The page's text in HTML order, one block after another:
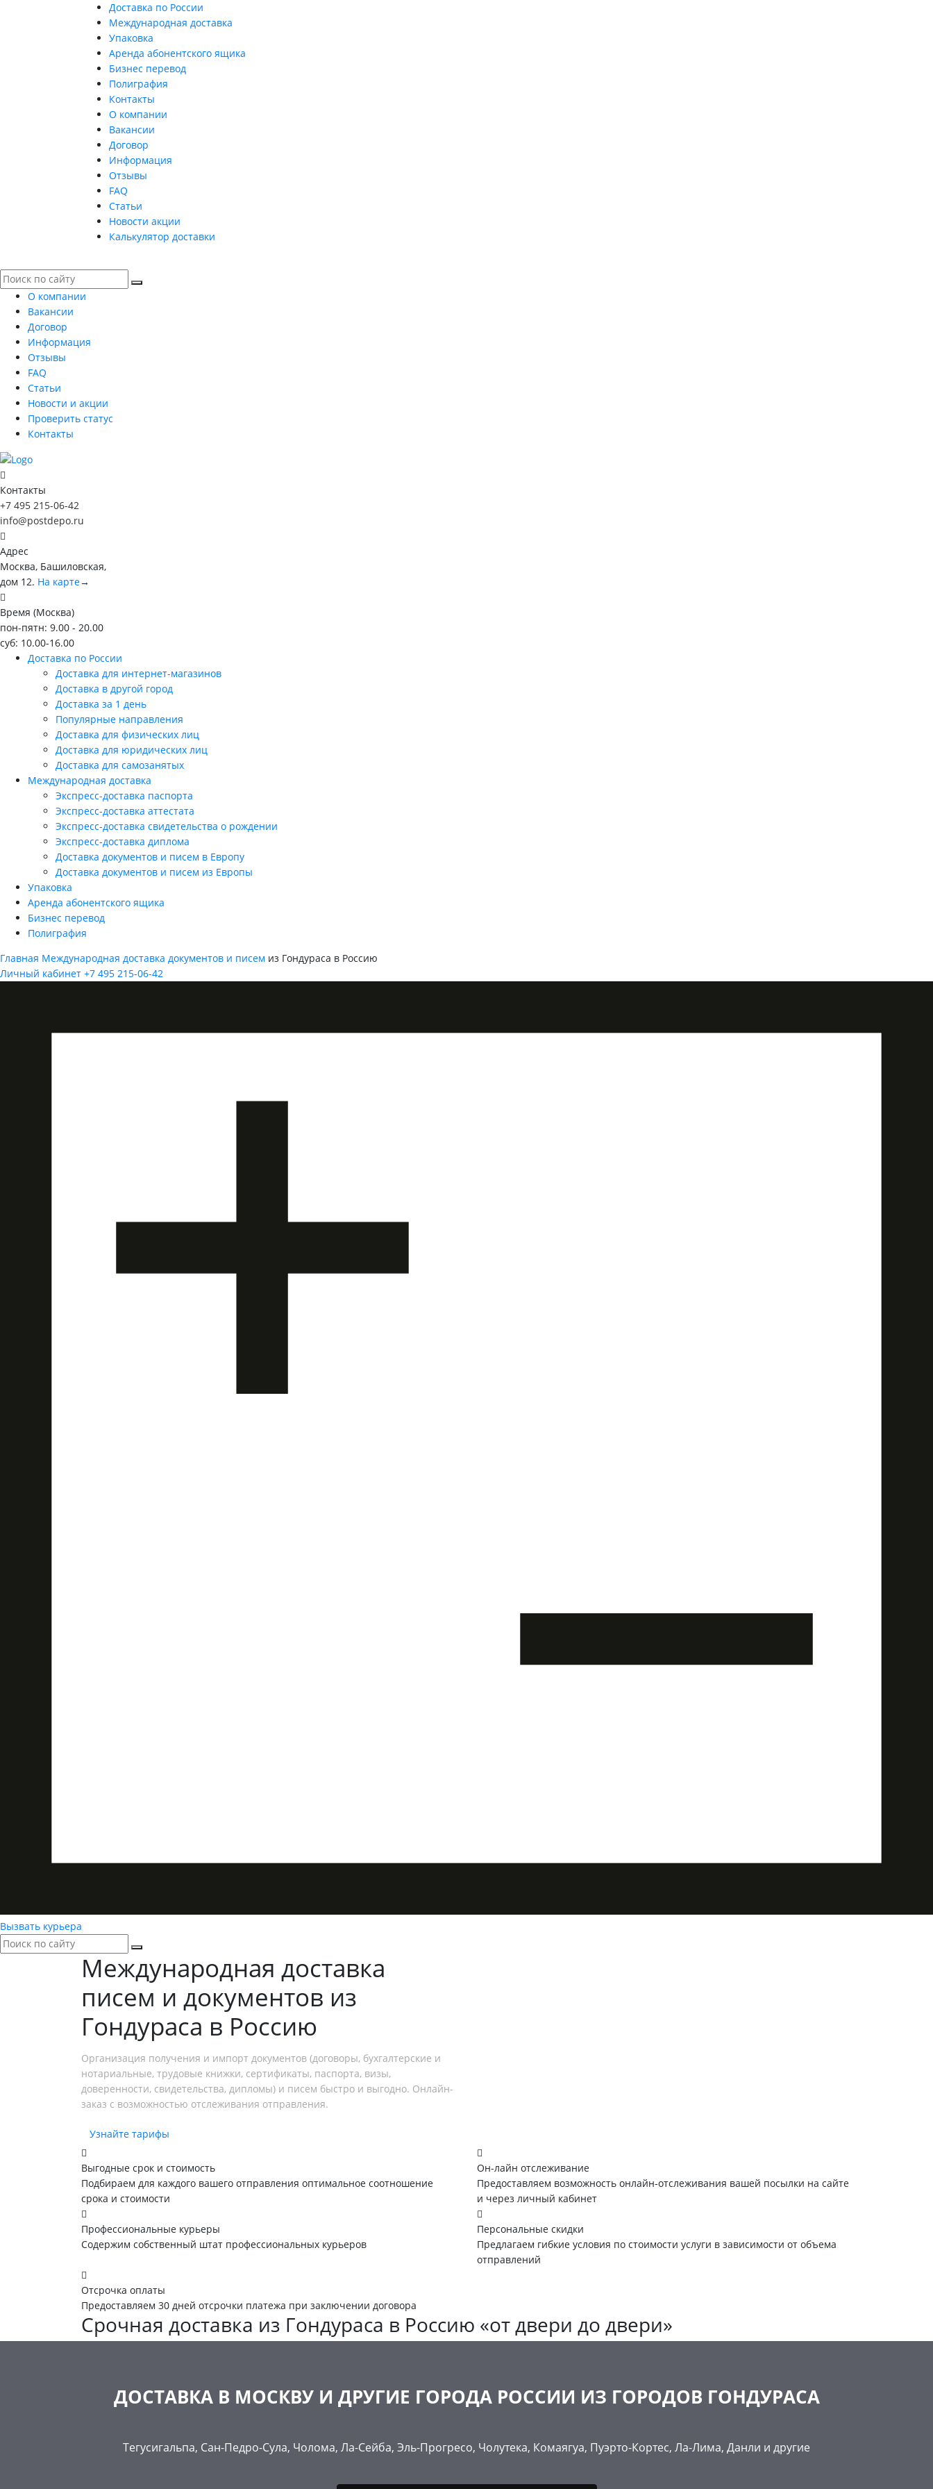
Доставка по России
Международная доставка
Упаковка
Аренда абонентского ящика
Бизнес перевод
Полиграфия
Контакты
О компании
Вакансии
Договор
Информация
Отзывы
FAQ
Статьи
Новости акции
Калькулятор доставки
О компании
Вакансии
Договор
Информация
Отзывы
FAQ
Статьи
Новости и акции
Проверить статус
Контакты
Контакты
+7 495 215-06-42
info@postdepo.ru
Адрес
Москва, Башиловская,
дом 12. На карте→
Время (Москва)
пон-пятн: 9.00 - 20.00
суб: 10.00-16.00
Доставка по России
Доставка для интернет-магазинов
Доставка в другой город
Доставка за 1 день
Популярные направления
Доставка для физических лиц
Доставка для юридических лиц
Доставка для самозанятых
Международная доставка
Экспресс-доставка паспорта
Экспресс-доставка аттестата
Экспресс-доставка свидетельства о рождении
Экспресс-доставка диплома
Доставка документов и писем в Европу
Доставка документов и писем из Европы
Упаковка
Аренда абонентского ящика
Бизнес перевод
Полиграфия
Главная Международная доставка документов и писем из Гондураса в Россию
Личный кабинет +7 495 215-06-42
Вызвать курьера
Международная доставка
писем и документов из
Гондураса в Россию
Организация получения и импорт документов (договоры, бухгалтерские и
нотариальные, трудовые книжки, сертификаты, паспорта, визы,
доверенности, свидетельства, дипломы) и писем быстро и выгодно. Онлайн-
заказ с возможностью отслеживания отправления.
Узнайте тарифы
Выгодные срок и стоимость
Подбираем для каждого вашего отправления оптимальное соотношение
срока и стоимости
Он-лайн отслеживание
Предоставляем возможность онлайн-отслеживания вашей посылки на сайте
и через личный кабинет
Профессиональные курьеры
Содержим собственный штат профессиональных курьеров
Персональные скидки
Предлагаем гибкие условия по стоимости услуги в зависимости от объема
отправлений
Отсрочка оплаты
Предоставляем 30 дней отсрочки платежа при заключении договора
Срочная доставка из Гондураса в Россию «от двери до двери»
ДОСТАВКА В МОСКВУ И ДРУГИЕ ГОРОДА РОССИИ ИЗ ГОРОДОВ ГОНДУРАСА
Тегусигальпа, Сан-Педро-Сула, Чолома, Ла-Сейба, Эль-Прогресо, Чолутека, Комаягуа, Пуэрто-Кортес, Ла-Лима, Данли и другие